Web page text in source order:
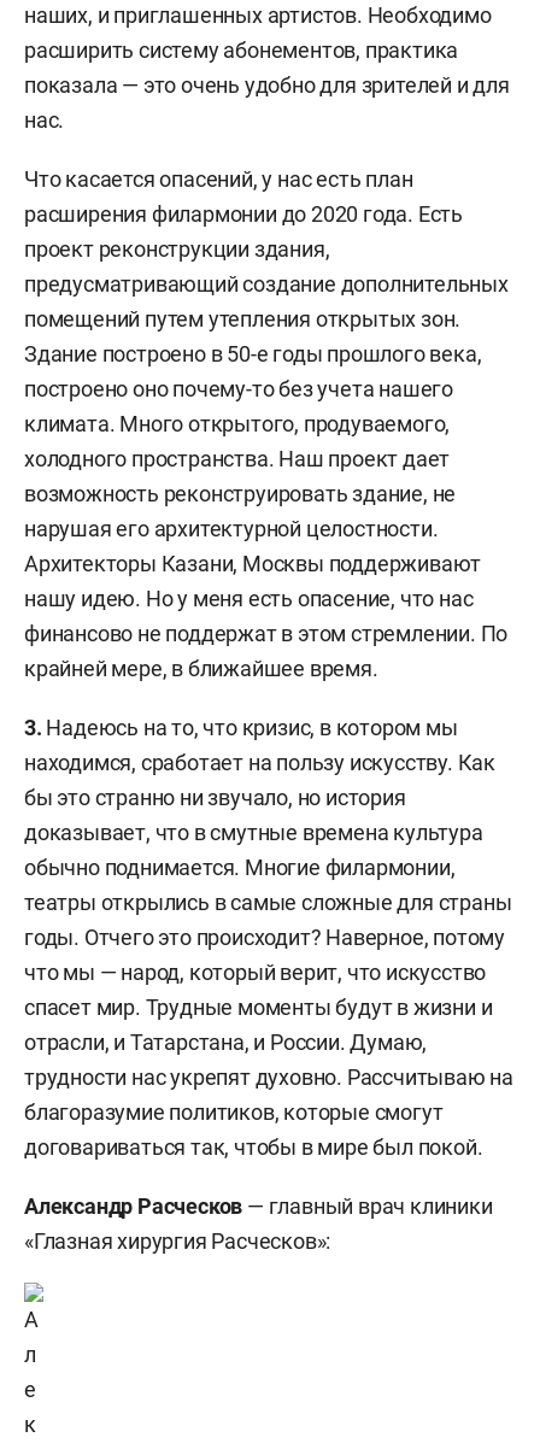
наших, и приглашенных артистов. Необходимо
расширить систему абонементов, практика
показала — это очень удобно для зрителей и для
нас.
Что касается опасений, у нас есть план
расширения филармонии до 2020 года. Есть
проект реконструкции здания,
предусматривающий создание дополнительных
помещений путем утепления открытых зон.
Здание построено в 50-е годы прошлого века,
построено оно почему-то без учета нашего
климата. Много открытого, продуваемого,
холодного пространства. Наш проект дает
возможность реконструировать здание, не
нарушая его архитектурной целостности.
Архитекторы Казани, Москвы поддерживают
нашу идею. Но у меня есть опасение, что нас
финансово не поддержат в этом стремлении. По
крайней мере, в ближайшее время.
3. Надеюсь на то, что кризис, в котором мы
находимся, сработает на пользу искусству. Как
бы это странно ни звучало, но история
доказывает, что в смутные времена культура
обычно поднимается. Многие филармонии,
театры открылись в самые сложные для страны
годы. Отчего это происходит? Наверное, потому
что мы — народ, который верит, что искусство
спасет мир. Трудные моменты будут в жизни и
отрасли, и Татарстана, и России. Думаю,
трудности нас укрепят духовно. Рассчитываю на
благоразумие политиков, которые смогут
договариваться так, чтобы в мире был покой.
Александр Расческов — главный врач клиники
«Глазная хирургия Расческов»: